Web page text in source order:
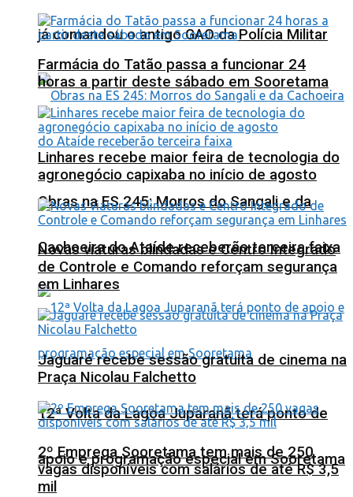
já comandou o antigo GAO da Polícia Militar
Obras na ES 245: Morros do Sangali e da
Cachoeira do Ataíde receberão terceira faixa
12ª Volta da Lagoa Juparanã terá ponto de
apoio e programação especial em Sooretama
Farmácia do Tatão passa a funcionar 24
horas a partir deste sábado em Sooretama
Linhares recebe maior feira de tecnologia do
agronegócio capixaba no início de agosto
Novas viaturas blindadas e Centro Integrado
de Controle e Comando reforçam segurança
em Linhares
Jaguaré recebe sessão gratuita de cinema na
Praça Nicolau Falchetto
2º Emprega Sooretama tem mais de 250
vagas disponíveis com salários de até R$ 3,5
mil